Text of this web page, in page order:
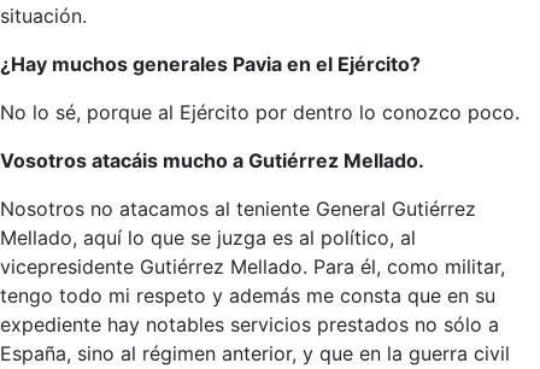
situación.
¿Hay muchos generales Pavia en el Ejército?
No lo sé, porque al Ejército por dentro lo conozco poco.
Vosotros atacáis mucho a Gutiérrez Mellado.
Nosotros no atacamos al teniente General Gutiérrez
Mellado, aquí lo que se juzga es al político, al
vicepresidente Gutiérrez Mellado. Para él, como militar,
tengo todo mi respeto y además me consta que en su
expediente hay notables servicios prestados no sólo a
España, sino al régimen anterior, y que en la guerra civil